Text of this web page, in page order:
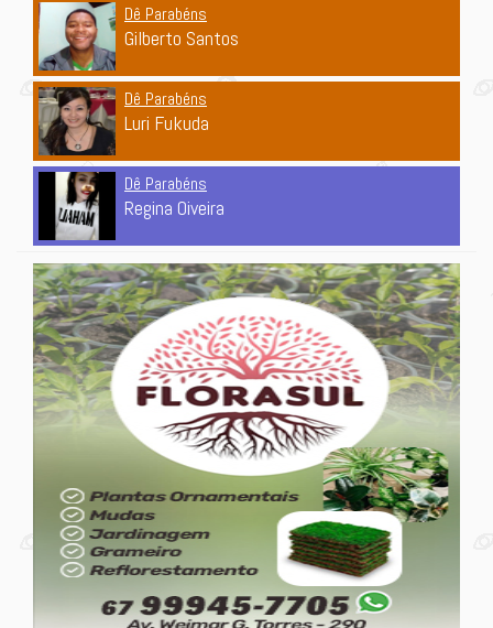
Dê Parabéns
Gilberto Santos
Dê Parabéns
Luri Fukuda
Dê Parabéns
Regina Oiveira